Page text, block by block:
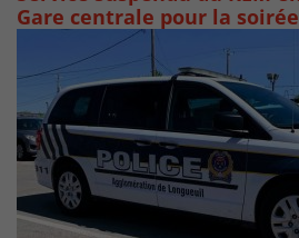
Gare centrale pour la soirée